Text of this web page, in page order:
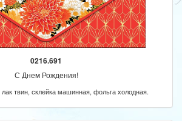
0216.691
С Днем Рождения!
лак твин, склейка машинная, фольга холодная.